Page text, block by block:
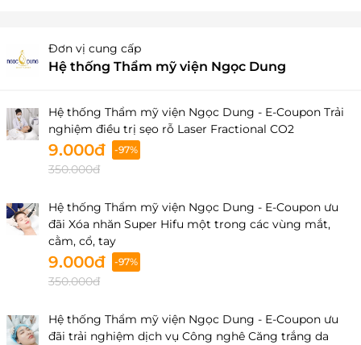
Số 32 - 34 - 36 Đường Ba Tháng Hai, Phường Hòa
Hưng, Thành phố Hồ Chí Minh, Việt Nam
Gòn, Thành phố Hồ Chí Minh, Việt Nam
32-34-36 Đường 3/2, P.12, Q.10, HCM
Đà Nẵng
95 Nguyễn Văn Linh, Phường Hải Châu,Thành phố
Đà Nẵng,Việt Nam
Hải Phòng
Số 02, Khu B1, Lô 7B, Khu ĐTM Ngã 5 SBCB, Phường
Cần Thơ
Đơn vị cung cấp
Hệ thống Thẩm mỹ viện Ngọc Dung
Hệ thống Thẩm mỹ viện Ngọc Dung - E-Coupon Trải
nghiệm điều trị sẹo rỗ Laser Fractional CO2
9.000đ -97%
350.000đ
Hệ thống Thẩm mỹ viện Ngọc Dung - E-Coupon ưu
đãi Xóa nhăn Super Hifu một trong các vùng mắt,
cằm, cổ, tay
9.000đ -97%
350.000đ
Hệ thống Thẩm mỹ viện Ngọc Dung - E-Coupon ưu
đãi trải nghiệm dịch vụ Công nghê Căng trắng da